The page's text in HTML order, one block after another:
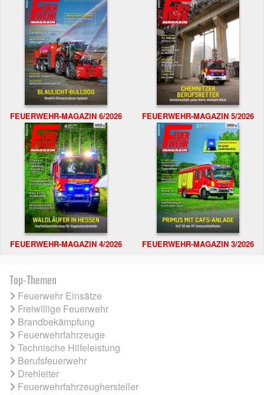
FEUERWEHR-MAGAZIN 6/2026 FEUERWEHR-MAGAZIN 5/2026
FEUERWEHR-MAGAZIN 4/2026 FEUERWEHR-MAGAZIN 3/2026
Top-Themen
Feuerwehr Einsätze
Freiwillige Feuerwehr
Brandbekämpfung
Feuerwehrfahrzeuge
Technische Hilfeleistung
Berufsfeuerwehr
Drehleiter
Feuerwehrfahrzeughersteller